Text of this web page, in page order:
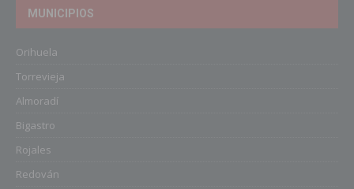
MUNICIPIOS
Orihuela
Torrevieja
Almoradí
Bigastro
Rojales
Redován